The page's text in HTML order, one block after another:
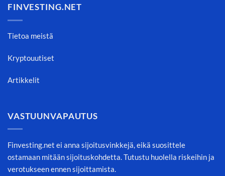
FINVESTING.NET
Tietoa meistä
Kryptouutiset
Artikkelit
VASTUUNVAPAUTUS
Finvesting.net ei anna sijoitusvinkkejä, eikä suosittele
ostamaan mitään sijoituskohdetta. Tutustu huolella riskeihin ja
verotukseen ennen sijoittamista.